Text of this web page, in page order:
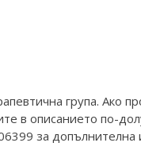
група. Ако
в описанието по-
за